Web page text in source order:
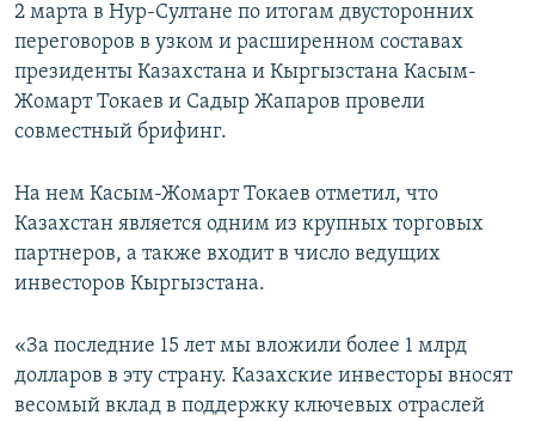
2 марта в Нур-Султане по итогам двусторонних
переговоров в узком и расширенном составах
президенты Казахстана и Кыргызстана Касым-
Жомарт Токаев и Садыр Жапаров провели
совместный брифинг.
На нем Касым-Жомарт Токаев отметил, что
Казахстан является одним из крупных торговых
партнеров, а также входит в число ведущих
инвесторов Кыргызстана.
«За последние 15 лет мы вложили более 1 млрд
долларов в эту страну. Казахские инвесторы вносят
весомый вклад в поддержку ключевых отраслей